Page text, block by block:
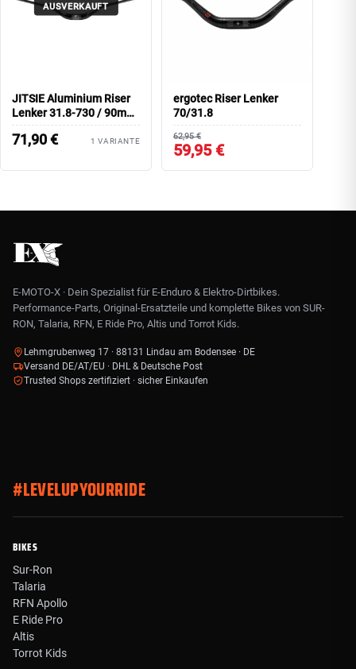
AUSVERKAUFT
JITSIE Aluminium Riser
Lenker 31.8-730 / 90mm
Rise
71,90€ 1 VARIANTE
ergotec Riser Lenker
70/31.8
62,95 €
59,95 €
E-MOTO-X · Dein Spezialist für E-Enduro & Elektro-Dirtbikes.
Performance-Parts, Original-Ersatzteile und komplette Bikes von SUR-
RON, Talaria, RFN, E Ride Pro, Altis und Torrot Kids.
Lehmgrubenweg 17 · 88131 Lindau am Bodensee · DE
Versand DE/AT/EU · DHL & Deutsche Post
Trusted Shops zertifiziert · sicher Einkaufen
#LEVELUPYOURRIDE
BIKES
Sur-Ron
Talaria
RFN Apollo
E Ride Pro
Altis
Torrot Kids